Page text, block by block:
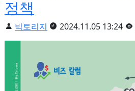
정책
빅토리지 2024.11.05 13:24